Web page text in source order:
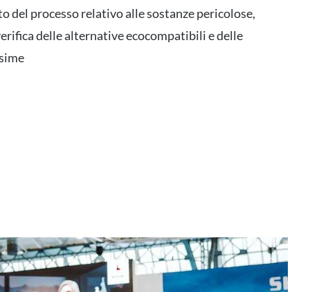
del processo relativo alle sostanze pericolose,
delle alternative ecocompatibili e delle